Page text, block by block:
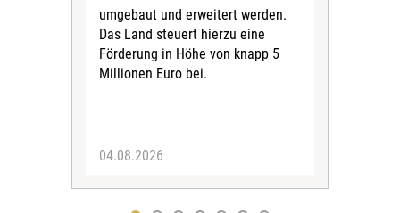
umgebaut und erweitert werden.
Das Land steuert hierzu eine
Förderung in Höhe von knapp 5
Millionen Euro bei.
04.08.2026